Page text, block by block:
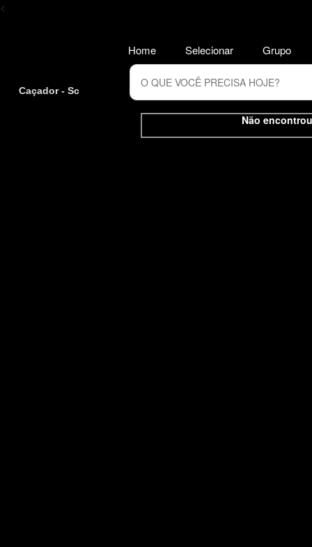
<
Caçador - Sc
Não
Home Selecionar Grupo